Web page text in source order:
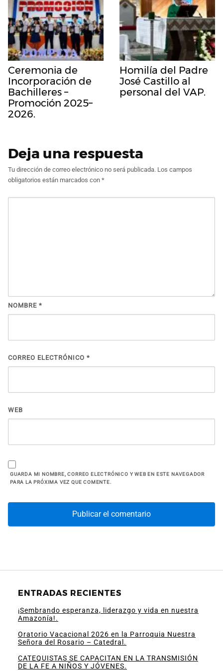
Ceremonia de
Incorporación de
Bachilleres –
Promoción 2025–
2026.
Homilía del Padre
José Castillo al
personal del VAP.
Deja una respuesta
Tu dirección de correo electrónico no será publicada. Los campos
obligatorios están marcados con *
NOMBRE *
CORREO ELECTRÓNICO *
WEB
GUARDA MI NOMBRE, CORREO ELECTRÓNICO Y WEB EN ESTE NAVEGADOR
PARA LA PRÓXIMA VEZ QUE COMENTE.
ENTRADAS RECIENTES
¡Sembrando esperanza, liderazgo y vida en nuestra
Amazonía!.
Oratorio Vacacional 2026 en la Parroquia Nuestra
Señora del Rosario – Catedral.
CATEQUISTAS SE CAPACITAN EN LA TRANSMISIÓN
DE LA FE A NIÑOS Y JÓVENES.